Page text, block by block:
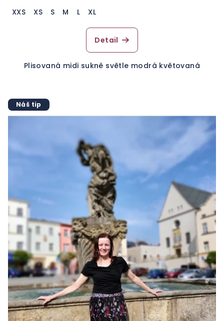
XXS
XS S M L XL
Detail
Plisovaná midi sukně světle modrá květovaná
Náš tip